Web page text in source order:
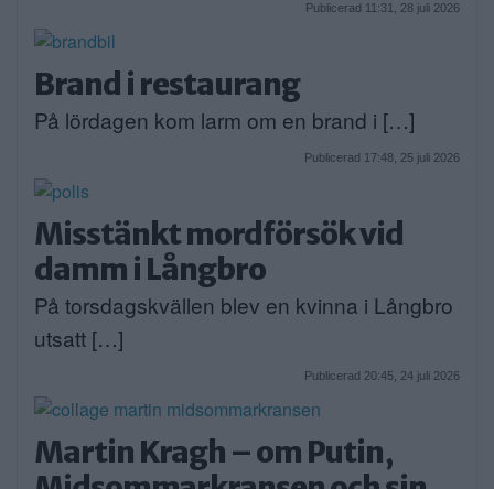
Publicerad 11:31, 28 juli 2026
Brand i restaurang
På lördagen kom larm om en brand i […]
Publicerad 17:48, 25 juli 2026
Misstänkt mordförsök vid
damm i Långbro
På torsdagskvällen blev en kvinna i Långbro
utsatt […]
Publicerad 20:45, 24 juli 2026
Martin Kragh – om Putin,